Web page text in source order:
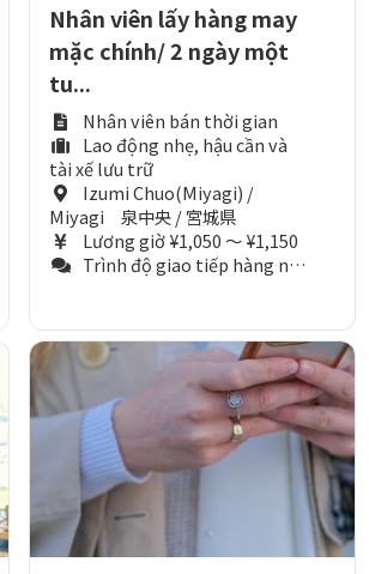
Nhân viên lấy hàng may
mặc chính/ 2 ngày một
tu...
Nhân viên bán thời gian
Lao động nhẹ, hậu cần và
tài xế lưu trữ
Izumi Chuo(Miyagi) /
Miyagi 泉中央 / 宮城県
Lương giờ ¥1,050 ～ ¥1,150
Trình độ giao tiếp hàng ngày (Tương đương N3)